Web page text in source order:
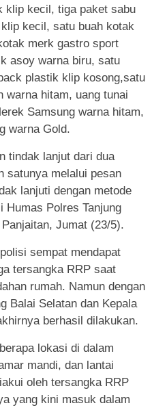
klip kecil, tiga paket sabu
kecil, satu buah kotak
merk gastro sport
asoy warna biru, satu
plastik klip kosong,satu
warna hitam, uang tunai
Samsung warna hitam,
warna Gold.
tindak lanjut dari dua
satunya melalui pesan
lanjuti dengan metode
Humas Polres Tanjung
Jumat (23/5).
sempat mendapat
tersangka RRP saat
rumah. Namun dengan
Balai Selatan dan Kepala
berhasil dilakukan.
lokasi di dalam
mandi, dan lantai
oleh tersangka RRP
yang kini masuk dalam